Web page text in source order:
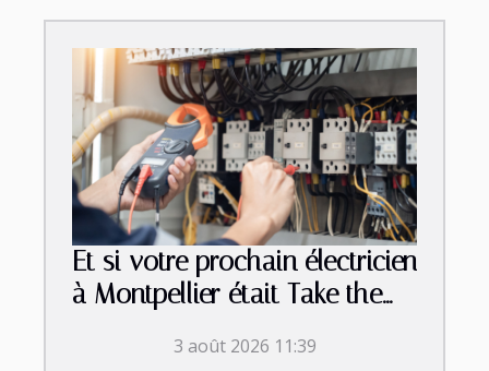
Et si votre prochain électricien
à Montpellier était Take the
3 août 2026 11:39